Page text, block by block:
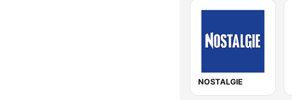
NOSTALGIE